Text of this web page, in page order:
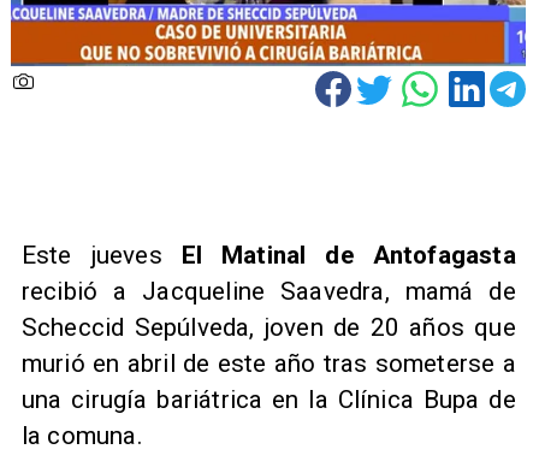
Este jueves El Matinal de Antofagasta
recibió a Jacqueline Saavedra, mamá de
Scheccid Sepúlveda, joven de 20 años que
murió en abril de este año tras someterse a
una cirugía bariátrica en la Clínica Bupa de
la comuna.